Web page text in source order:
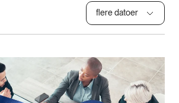
flere datoer